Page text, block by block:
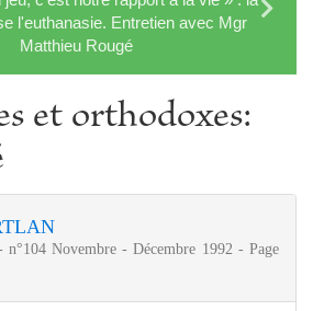
l'euthanasie. Entretien avec Mgr
Matthieu Rougé
et orthodoxes:
n°104 Novembre - Décembre 1992 - Page